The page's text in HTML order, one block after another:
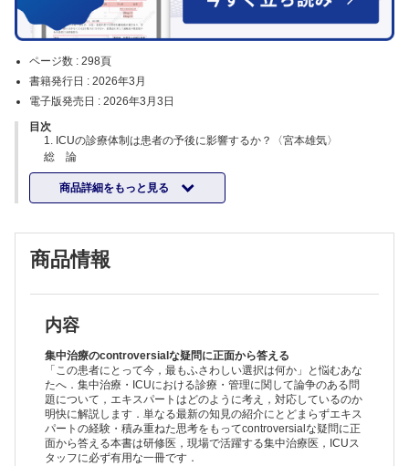
ページ数 : 298頁
書籍発行日 : 2026年3月
電子版発売日 : 2026年3月3日
目次
1. ICUの診療体制は患者の予後に影響するか？〈宮本雄気〉
総 論
ICU管理は予後を改善するか？〜患者選択（トリアージ）〜
どのようなICU体制が良いのか？〜人的配置（集中的ケアチームの構
成）〜
2. 病態生理を意識した集中治療管理はどのように行うべきか？〈鈴木
浩大〉
3. ICUにおいて，気道管理はどのように行うべきか？〈勝又祥文〉
総 論
各 論
4. ICUにおいて，人工呼吸管理はどのように行うべきか？〈早川 桂〉
総 論
PEEPの設定に関するcontroversy
換気の設定に関するcontroversy
5. ICUにおける肺炎はどのように診療すべきか？〈神後宏一〉
総 論
商品詳細をもっと見る
商品情報
内容
集中治療のcontroversialな疑問に正面から答える
「この患者にとって今，最もふさわしい選択は何か」と悩むあな
たへ．集中治療・ICUにおける診療・管理に関して論争のある問
題について，エキスパートはどのように考え，対応しているのか
明快に解説します．単なる最新の知見の紹介にとどまらずエキス
パートの経験・積み重ねた思考をもってcontroversialな疑問に正
面から答える本書は研修医，現場で活躍する集中治療医，ICUス
タッフに必ず有用な一冊です．